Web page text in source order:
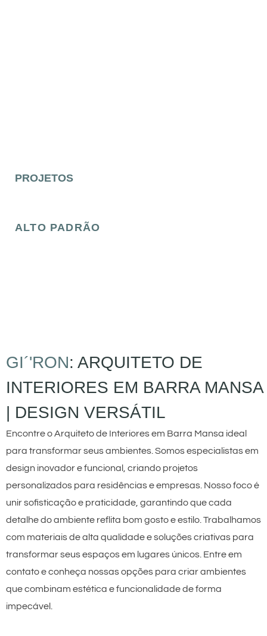
PROJETOS
ALTO PADRÃO
GI´'RON: ARQUITETO DE
INTERIORES EM BARRA MANSA
| DESIGN VERSÁTIL
Encontre o Arquiteto de Interiores em Barra Mansa ideal
para transformar seus ambientes. Somos especialistas em
design inovador e funcional, criando projetos
personalizados para residências e empresas. Nosso foco é
unir sofisticação e praticidade, garantindo que cada
detalhe do ambiente reflita bom gosto e estilo. Trabalhamos
com materiais de alta qualidade e soluções criativas para
transformar seus espaços em lugares únicos. Entre em
contato e conheça nossas opções para criar ambientes
que combinam estética e funcionalidade de forma
impecável.